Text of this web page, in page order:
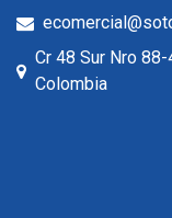
Cr 48 Sur Nro
Colombia